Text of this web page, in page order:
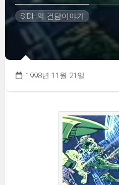
SIDH의 건담이야기
1998년 11월 21일